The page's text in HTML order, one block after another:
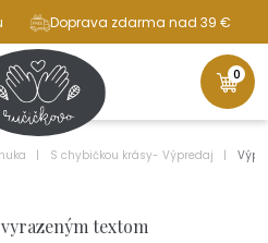
Doprava zdarma nad 39 €
0
S chybičkou krásy- Výpredaj
textom